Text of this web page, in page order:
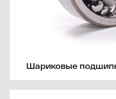
Шариковые